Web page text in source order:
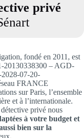
privé
fondé en 2011, est
20130338300 – AGD-
07-20-
FRANCE
sur Paris, l’ensemble
et à l’internationale.
privé nous
à votre budget et
bien sur la